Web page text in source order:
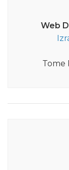
Web
Tome